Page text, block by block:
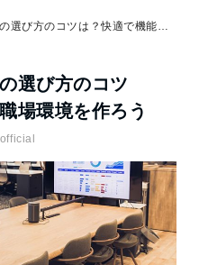
オフィスインテリアの選び方のコツは？快適で機能的な職場環境を作ろう
選び方のコツ
場環境を作ろう